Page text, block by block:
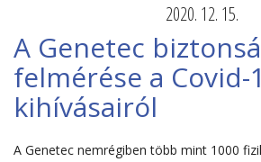
2020. 12. 15.
A Genetec
felmérése a Covid-
kihívásairól
A Genetec nemrégiben több mint 1000